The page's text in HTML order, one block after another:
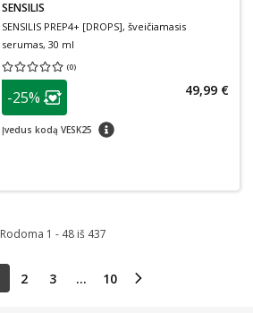
SENSILIS
SENSILIS PREP4+ [DROPS], šveičiamasis
serumas, 30 ml
(0)
Vidutinis įvertinimas 0.00
patarimas
Lojalumo klubo narių nuolaida
-25%
Įvedus kodą VESK25 patarimas
49,99 €
Rodoma 1 - 48 iš 437
2 3 ... 10